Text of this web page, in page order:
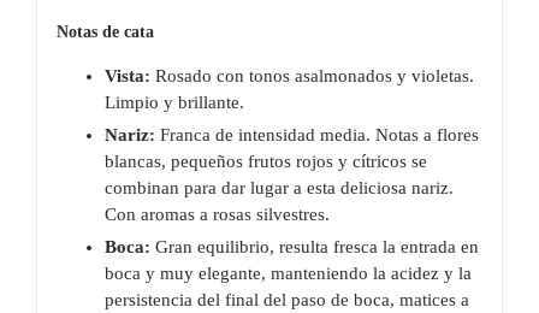
Notas de cata
Vista: Rosado con tonos asalmonados y violetas.
Limpio y brillante.
Nariz: Franca de intensidad media. Notas a flores
blancas, pequeños frutos rojos y cítricos se
combinan para dar lugar a esta deliciosa nariz.
Con aromas a rosas silvestres.
Boca: Gran equilibrio, resulta fresca la entrada en
boca y muy elegante, manteniendo la acidez y la
persistencia del final del paso de boca, matices a